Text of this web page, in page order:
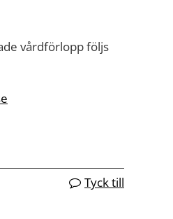
vårdförlopp följs
Tyck till